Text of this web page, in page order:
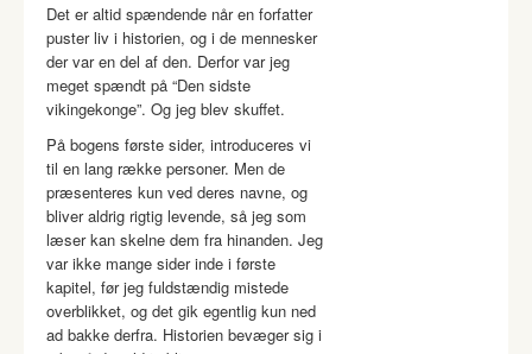
Det er altid spændende når en forfatter
puster liv i historien, og i de mennesker
der var en del af den. Derfor var jeg
meget spændt på “Den sidste
vikingekonge”. Og jeg blev skuffet.
På bogens første sider, introduceres vi
til en lang række personer. Men de
præsenteres kun ved deres navne, og
bliver aldrig rigtig levende, så jeg som
læser kan skelne dem fra hinanden. Jeg
var ikke mange sider inde i første
kapitel, før jeg fuldstændig mistede
overblikket, og det gik egentlig kun ned
ad bakke derfra. Historien bevæger sig i